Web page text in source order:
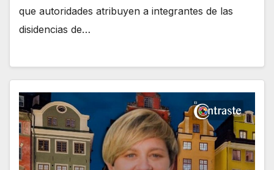
que autoridades atribuyen a integrantes de las
disidencias de…